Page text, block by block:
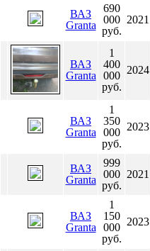
ВАЗ
Granta
690
000
руб.
2021
ВАЗ
Granta
1
400
000
руб.
2024
ВАЗ
Granta
1
350
000
руб.
2023
ВАЗ
Granta
999
000
руб.
2021
ВАЗ
Granta
1
150
000
руб.
2023